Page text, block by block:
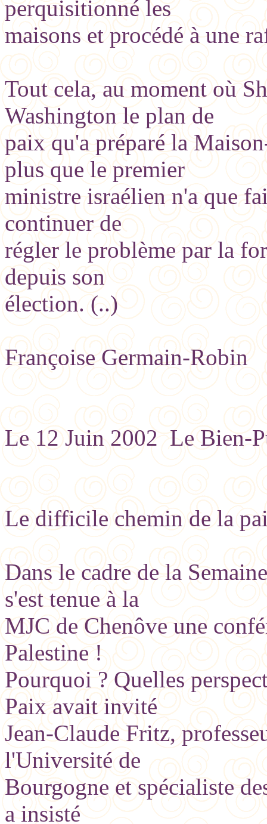
perquisitionné les
maisons et procédé à une
Tout cela, au moment où
Washington le plan de
paix qu'a préparé la
plus que le premier
ministre israélien n'a que
continuer de
régler le problème par la
depuis son
élection. (..)
Françoise Germain-Robin
Le 12 Juin 2002 Le Bien-
Le difficile chemin de la
Dans le cadre de la
s'est tenue à la
MJC de Chenôve une
Palestine !
Pourquoi ? Quelles
Paix avait invité
Jean-Claude Fritz,
l'Université de
Bourgogne et spécialiste
a insisté